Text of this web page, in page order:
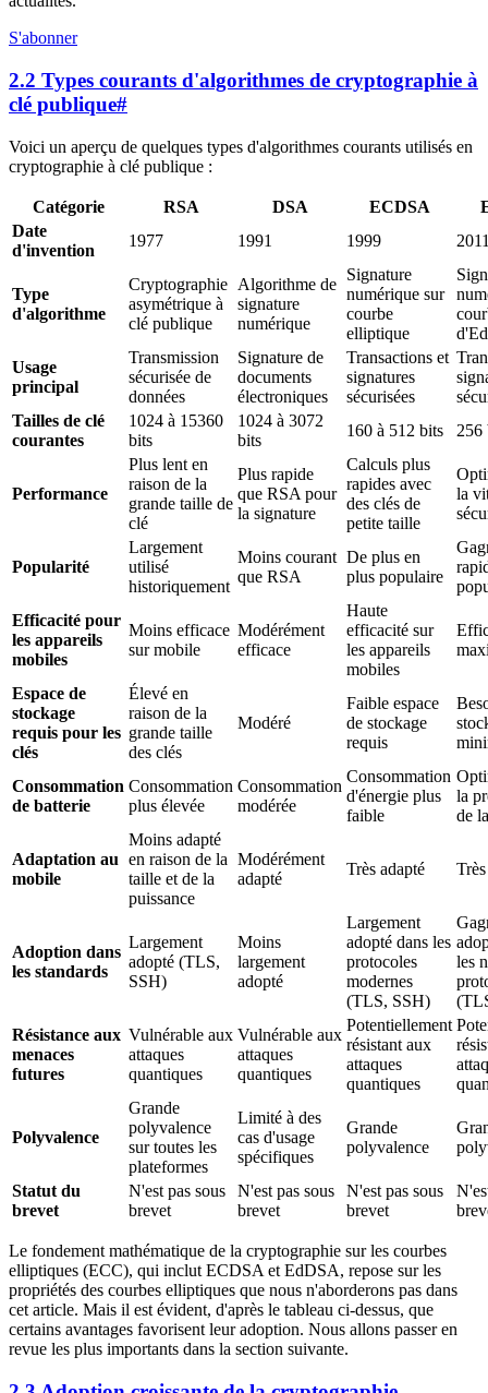
S'abonner
2.2 Types courants d'algorithmes de cryptographie à
clé publique#
Voici un aperçu de quelques types d'algorithmes courants utilisés en
cryptographie à clé publique :
Catégorie RSA DSA ECDSA
Date
d'invention
1977 1991 1999
Type
d'algorithme
Cryptographie
asymétrique à
clé publique
Algorithme de
signature
numérique
Signature
numérique sur
courbe
elliptique
Usage
principal
Transmission
sécurisée de
données
Signature de
documents
électroniques
Transactions et
signatures
sécurisées
Tailles de clé
courantes
1024 à 15360
bits
1024 à 3072
bits
160 à 512 bits 256
Performance
Plus lent en
raison de la
grande taille de
clé
Plus rapide
que RSA pour
la signature
Calculs plus
rapides avec
des clés de
petite taille
la
Popularité
Largement
utilisé
historiquement
Moins courant
que RSA
De plus en
plus populaire
Efficacité pour
les appareils
mobiles
Moins efficace
sur mobile
Modérément
efficace
Haute
efficacité sur
les appareils
mobiles
Espace de
stockage
requis pour les
clés
Élevé en
raison de la
grande taille
des clés
Modéré
Faible espace
de stockage
requis
Consommation
de batterie
Consommation
plus élevée
Consommation
modérée
Consommation
d'énergie plus
faible
la
de
Adaptation au
mobile
Moins adapté
en raison de la
taille et de la
puissance
Modérément
adapté
Très adapté
Adoption dans
les standards
Largement
adopté (TLS,
SSH)
Moins
largement
adopté
Largement
adopté dans les
protocoles
modernes
(TLS, SSH)
les
Résistance aux
menaces
futures
Vulnérable aux
attaques
quantiques
Vulnérable aux
attaques
quantiques
Potentiellement
résistant aux
attaques
quantiques
Polyvalence
Grande
polyvalence
sur toutes les
plateformes
Limité à des
cas d'usage
spécifiques
Grande
polyvalence
Statut du
brevet
N'est pas sous
brevet
N'est pas sous
brevet
N'est pas sous
brevet
Le fondement mathématique de la cryptographie sur les courbes
elliptiques (ECC), qui inclut ECDSA et EdDSA, repose sur les
propriétés des courbes elliptiques que nous n'aborderons pas dans
cet article. Mais il est évident, d'après le tableau ci-dessus, que
certains avantages favorisent leur adoption. Nous allons passer en
revue les plus importants dans la section suivante.